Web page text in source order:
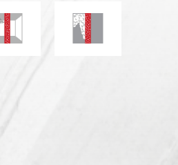
Izturība pret pelējumu un miltrasu
Dūmu un gāzu